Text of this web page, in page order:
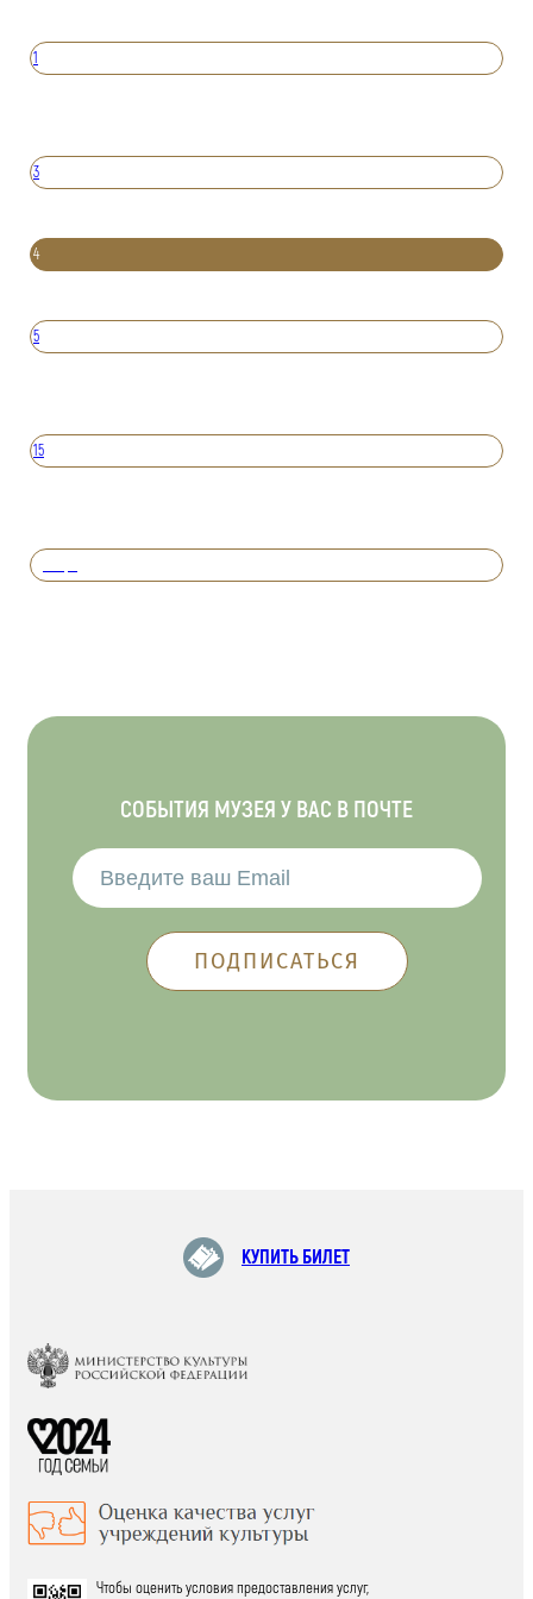
1
3
4
5
15
СОБЫТИЯ МУЗЕЯ У ВАС В ПОЧТЕ
КУПИТЬ БИЛЕТ
Чтобы оценить условия предоставления услуг,